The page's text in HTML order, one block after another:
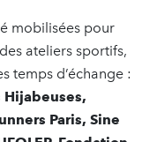
mobilisées pour
ateliers sportifs,
temps d’échange :
Hijabeuses,
Paris, Sine